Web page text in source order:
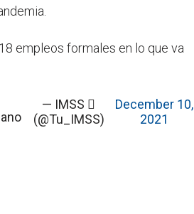
empleos formales en lo que va
— IMSS 
(@Tu_IMSS)
December 10,
2021